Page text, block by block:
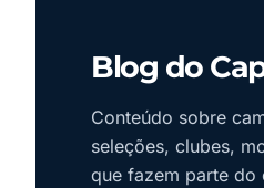
Blog do
Conteúdo sobre
seleções, clubes,
que fazem parte do